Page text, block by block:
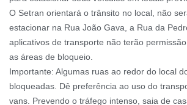
O Setran orientará o trânsito no local, não
estacionar na Rua João Gava, a Rua da
aplicativos de transporte não terão
as áreas de bloqueio.
Importante: Algumas ruas ao redor do local
bloqueadas. Dê preferência ao uso do
vans. Prevendo o tráfego intenso, saia de